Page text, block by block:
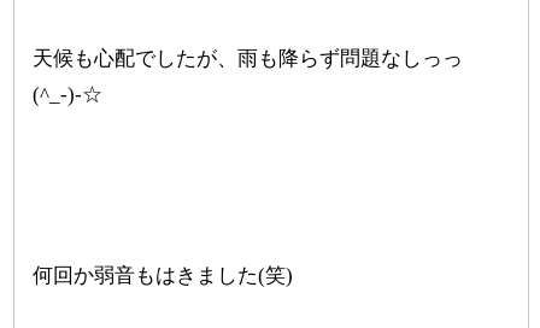
天候も心配でしたが、雨も降らず問題なしっっ
(^_-)-☆
何回か弱音もはきました(笑)